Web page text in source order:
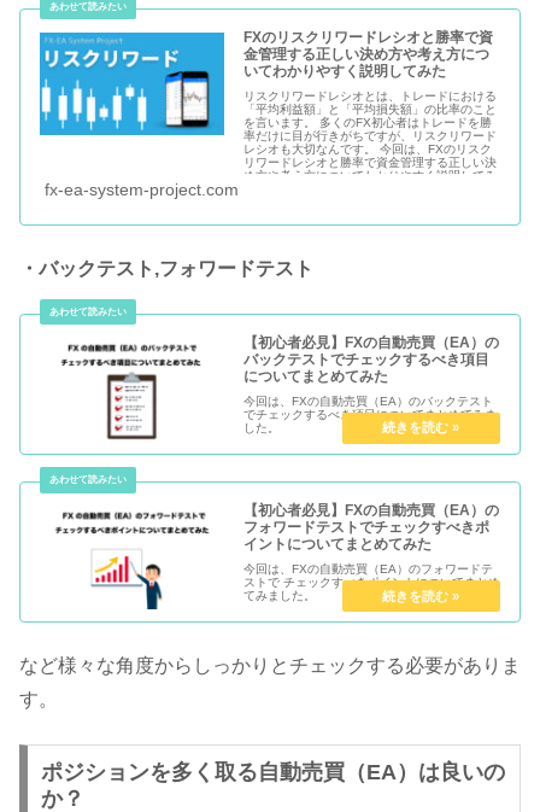
FXのリスクリワードレシオと勝率で資
金管理する正しい決め方や考え方につ
いてわかりやすく説明してみた
リスクリワードレシオとは、トレードにおける
「平均利益額」と「平均損失額」の比率のこと
を言います。 多くのFX初心者はトレードを勝
率だけに目が行きがちですが、リスクリワード
レシオも大切なんです。 今回は、FXのリスク
リワードレシオと勝率で資金管理する正しい決
め方や考え方についてわかりやすく説明してみ
fx-ea-system-project.com
・バックテスト,フォワードテスト
【初心者必見】FXの自動売買（EA）の
バックテストでチェックするべき項目
についてまとめてみた
今回は、FXの自動売買（EA）のバックテスト
でチェックするべき項目についてまとめてみま
した。
【初心者必見】FXの自動売買（EA）の
フォワードテストでチェックすべきポ
イントについてまとめてみた
今回は、FXの自動売買（EA）のフォワードテ
ストで チェックすべきポイントについてまとめ
てみました。
など様々な角度からしっかりとチェックする必要がありま
す。
ポジションを多く取る自動売買（EA）は良いの
か？